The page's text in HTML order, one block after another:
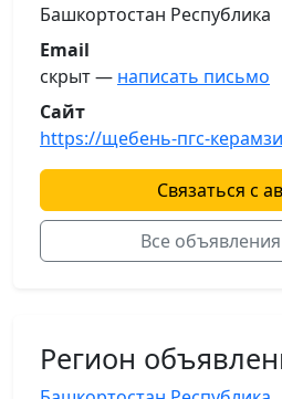
Башкортостан Республика
Email
скрыт — написать письмо
Сайт
https://щебень-пгс-
Связаться с
Все
Регион